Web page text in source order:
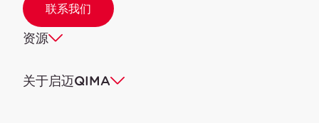
联系我们
资源
关于启迈QIMA